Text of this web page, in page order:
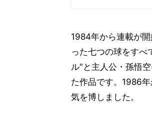
9位：『大泉洋
実写版『ドラ
1984年から連載が
った七つの球をすべ
ル"と主人公・孫悟
た作品です。1986
気を博しました。